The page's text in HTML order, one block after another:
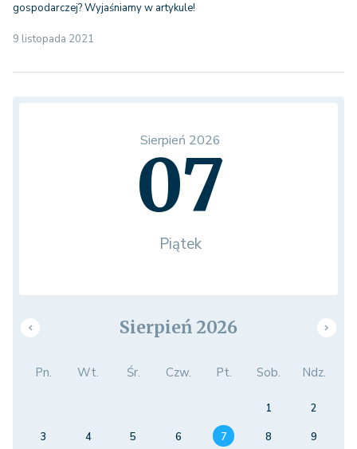
gospodarczej? Wyjaśniamy w artykule!
9 listopada 2021
Sierpień 2026
07
Piątek
Sierpień 2026
Pn. Wt. Śr. Czw. Pt. Sob. Ndz.
1
2
3
4 5 6 7 8
9